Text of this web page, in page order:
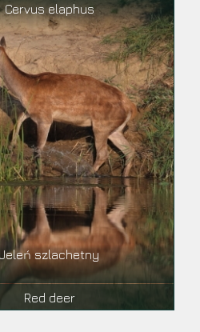
Cervus elaphus
Jeleń szlachetny
Red deer